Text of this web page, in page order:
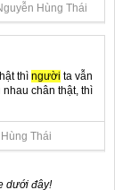
Hùng Thái
thì người ta vẫn
chân thật, thì
Thái
dưới đây!